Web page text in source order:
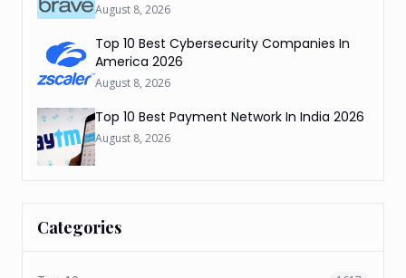
August 8, 2026
Top 10 Best Cybersecurity Companies In
America 2026
August 8, 2026
Top 10 Best Payment Network In India 2026
August 8, 2026
Categories